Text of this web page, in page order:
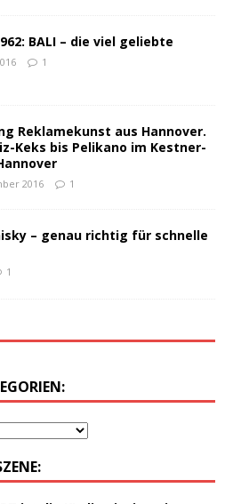
BALI – die viel geliebte
1
Reklamekunst aus Hannover.
Keks bis Pelikano im Kestner-
2016 1
– genau richtig für schnelle
1